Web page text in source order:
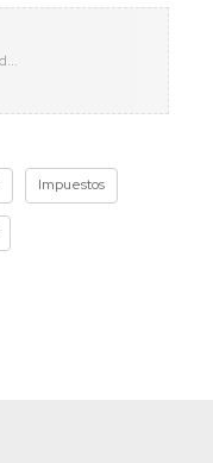
Impuestos